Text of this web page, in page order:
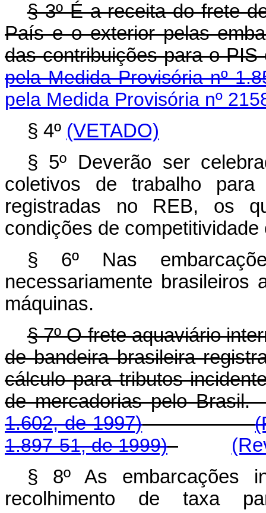
§ 3º É a receita do frete
País e o exterior pelas
das contribuições
pela Medida Provisória nº
pela Medida Provisória nº
§ 4º (VETADO)
§ 5º Deverão ser
coletivos de trabalho
registradas no REB, os
condições de
§ 6º Nas
necessariamente
máquinas.
§ 7º O frete aquaviário
de bandeira brasileira
cálculo para tributos
de mercadorias pelo
1.602, de 1997)
1.897-51, de 1999)
§ 8º As embarcações
recolhimento de taxa